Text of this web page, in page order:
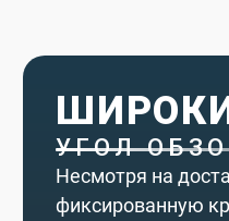
УГОЛ
Несмотря на
фиксированную